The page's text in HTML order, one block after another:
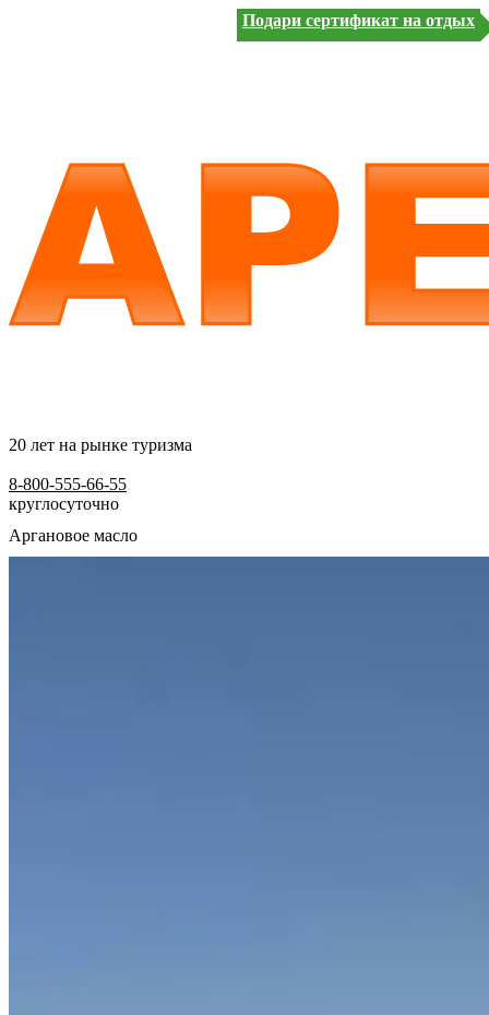
Подари сертификат на отдых
20 лет на рынке туризма
8-800-555-66-55
круглосуточно
Аргановое масло